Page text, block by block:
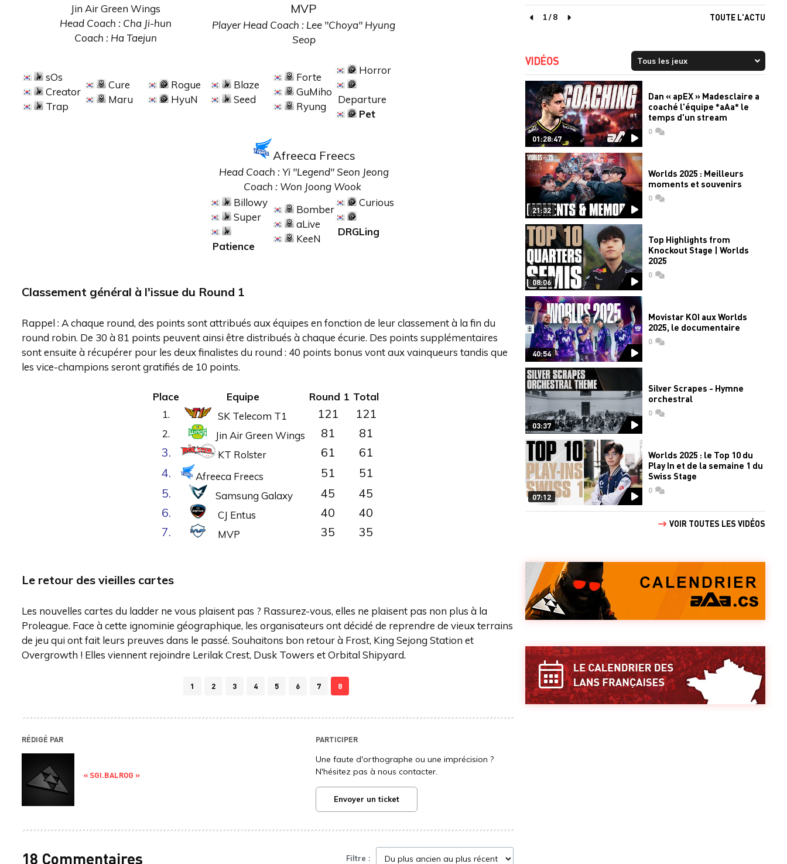
Jin Air Green Wings
Head Coach : Cha Ji-hun
Coach : Ha Taejun
MVP
Player Head Coach : Lee "Choya" Hyung
Seop
sOs
Creator
Trap
Cure
Maru
Rogue
HyuN
Blaze
Seed
Forte
GuMiho
Ryung
Horror
Departure
Pet
Afreeca Freecs
Head Coach :Yi "Legend" Seon Jeong
Coach : Won Joong Wook
Billowy
Super
Patience
Bomber
aLive
KeeN
Curious
DRGLing
Classement général à l'issue du Round 1
Rappel : A chaque round, des points sont attribués aux équipes en fonction de leur classement à la fin du
round robin. De 30 à 81 points peuvent ainsi être distribués à chaque écurie. Des points supplémentaires
sont ensuite à récupérer pour les deux finalistes du round : 40 points bonus vont aux vainqueurs tandis que
les vice-champions seront gratifiés de 10 points.
Place Equipe Round 1 Total
1.
SK Telecom T1 121 121
2. Jin Air Green Wings 81
81
3.
KT Rolster 61
61
4.
Afreeca Freecs 51
51
5.
Samsung Galaxy 45
45
6.
CJ Entus 40
40
7.
MVP 35 35
Le retour des vieilles cartes
Les nouvelles cartes du ladder ne vous plaisent pas ? Rassurez-vous, elles ne plaisent pas non plus à la
Proleague. Face à cette ignominie géographique, les organisateurs ont décidé de reprendre de vieux terrains
de jeu qui ont fait leurs preuves dans le passé. Souhaitons bon retour à Frost, King Sejong Station et
Overgrowth ! Elles viennent rejoindre Lerilak Crest, Dusk Towers et Orbital Shipyard.
1 2 3 4 5 6 7 8
RÉDIGÉ PAR
« SGI.BALROG »
PARTICIPER
Une faute d'orthographe ou une imprécision ?
N'hésitez pas à nous contacter.
Envoyer un ticket
18 Commentaires Filtre :
page précédente
1/8
page suivante
TOUTE L'ACTU
VIDÉOS
01:28:47
Dan « apEX » Madesclaire a
coaché l'équipe *aAa* le
temps d'un stream
0commentaires
21:32
Worlds 2025 : Meilleurs
moments et souvenirs
0commentaires
08:06
Top Highlights from
Knockout Stage | Worlds
2025
0commentaires
40:54
Movistar KOI aux Worlds
2025, le documentaire
0commentaires
03:37
Silver Scrapes - Hymne
orchestral
0commentaires
07:12
Worlds 2025 : le Top 10 du
Play In et de la semaine 1 du
Swiss Stage
0commentaires
VOIR TOUTES LES VIDÉOS